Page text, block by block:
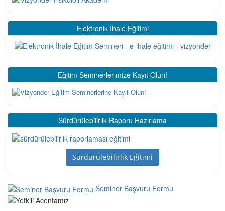
Elektronik İhale Eğitimi
Eğitim Seminerlerimize Kayıt Olun!
Sürdürülebilirlik Raporu Hazırlama
Sürdürülebilirlik Eğitimi
Seminer Başvuru Formu